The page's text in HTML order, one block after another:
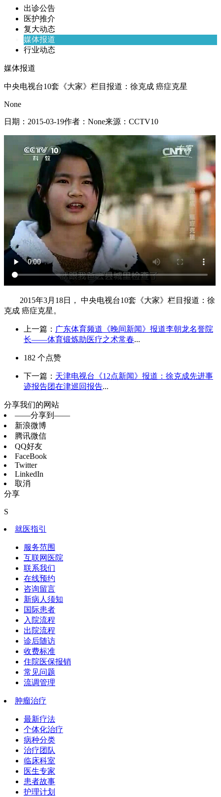
出诊公告
医护推介
复大动态
媒体报道
行业动态
媒体报道
中央电视台10套《大家》栏目报道：徐克成 癌症克星
None
日期： 2015-03-19作者： None来源： CCTV10
2015年3月18日， 中央电视台10套《大家》栏目报道：徐
克成 癌症克星。
上一篇： 广东体育频道《晚间新闻》报道李朝龙名誉院
长——体育锻炼助医疗之术常春...
182 个点赞
下一篇： 天津电视台《12点新闻》报道：徐克成先进事
迹报告团在津巡回报告...
分享我们的网站
——分享到——
新浪微博
腾讯微信
QQ好友
FaceBook
Twitter
LinkedIn
取消
分享
S
就医指引
服务范围
互联网医院
联系我们
在线预约
咨询留言
新病人须知
国际患者
入院流程
出院流程
诊后随访
收费标准
住院医保报销
常见问题
流调管理
肿瘤治疗
最新疗法
个体化治疗
病种分类
治疗团队
临床科室
医生专家
患者故事
护理计划